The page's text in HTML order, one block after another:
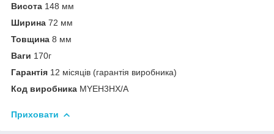
Висота 148 мм
Ширина 72 мм
Товщина 8 мм
Ваги 170г
Гарантія 12 місяців (гарантія виробника)
Код виробника MYEH3HX/A
Приховати